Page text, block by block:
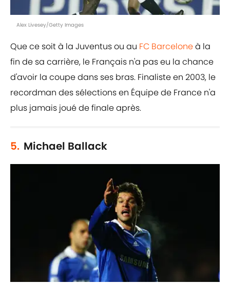
Alex Livesey/Getty Images
Que ce soit à la Juventus ou au FC Barceloneà la
fin de sa carrière, le Français n'a pas eu la chance
d'avoir la coupe dans ses bras. Finaliste en 2003, le
recordman des sélections en Équipe de France n'a
plus jamais joué de finale après.
5. Michael Ballack